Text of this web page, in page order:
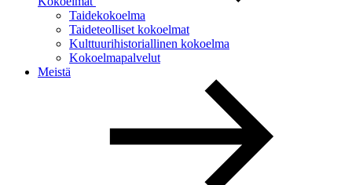
Taidekokoelma
Taideteolliset kokoelmat
Kulttuurihistoriallinen kokoelma
Kokoelmapalvelut
Meistä